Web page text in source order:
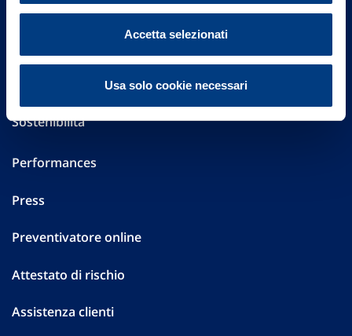
Accetta selezionati
Usa solo cookie necessari
Governance
Altre informazioni
Sostenibilità
Performances
Press
Preventivatore online
Attestato di rischio
Assistenza clienti